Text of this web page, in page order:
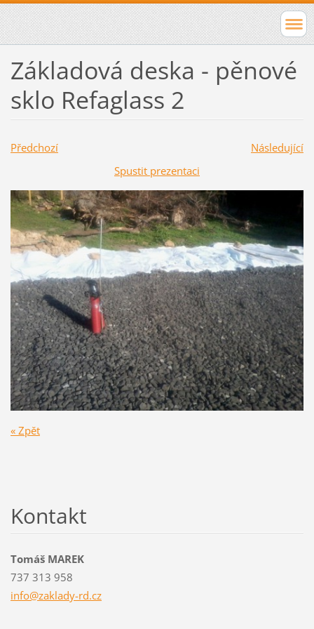
Základová deska - pěnové
sklo Refaglass 2
Předchozí
Následující
Spustit prezentaci
« Zpět
Kontakt
Tomáš MAREK
737 313 958
info@zaklady-rd.cz